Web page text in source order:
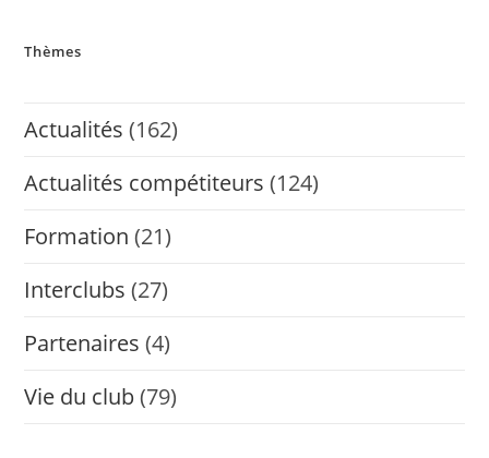
Thèmes
Actualités (162)
Actualités compétiteurs (124)
Formation (21)
Interclubs (27)
Partenaires (4)
Vie du club (79)